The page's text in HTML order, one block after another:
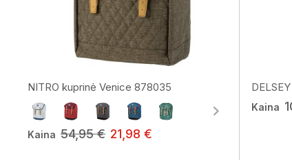
NITRO kuprinė Venice 878035
Kaina 54,95 € 21,98 €
Kaina